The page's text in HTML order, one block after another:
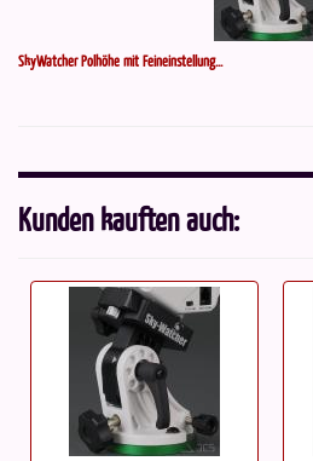
SkyWatcher Polhöhe mit Feineinstellung...
Kunden kauften auch: